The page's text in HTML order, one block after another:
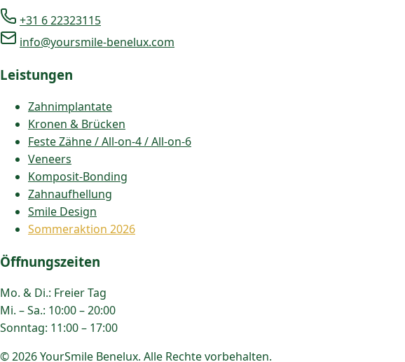
+31 6 22323115
info@yoursmile-benelux.com
Leistungen
Zahnimplantate
Kronen & Brücken
Feste Zähne / All-on-4 / All-on-6
Veneers
Komposit-Bonding
Zahnaufhellung
Smile Design
Sommeraktion 2026
Öffnungszeiten
Mo. & Di.: Freier Tag
Mi. – Sa.: 10:00 – 20:00
Sonntag: 11:00 – 17:00
© 2026 YourSmile Benelux. Alle Rechte vorbehalten.